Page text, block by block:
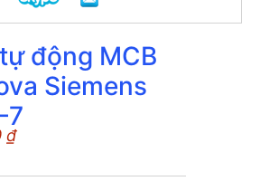
động MCB
Siemens
7
₫